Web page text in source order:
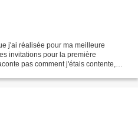
j'ai réalisée pour ma meilleure
invitations pour la première
pas comment j'étais contente,